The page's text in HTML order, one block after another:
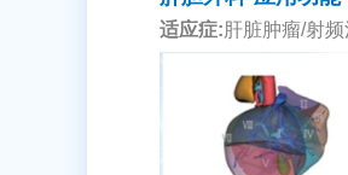
适应症: 肝脏肿瘤/射